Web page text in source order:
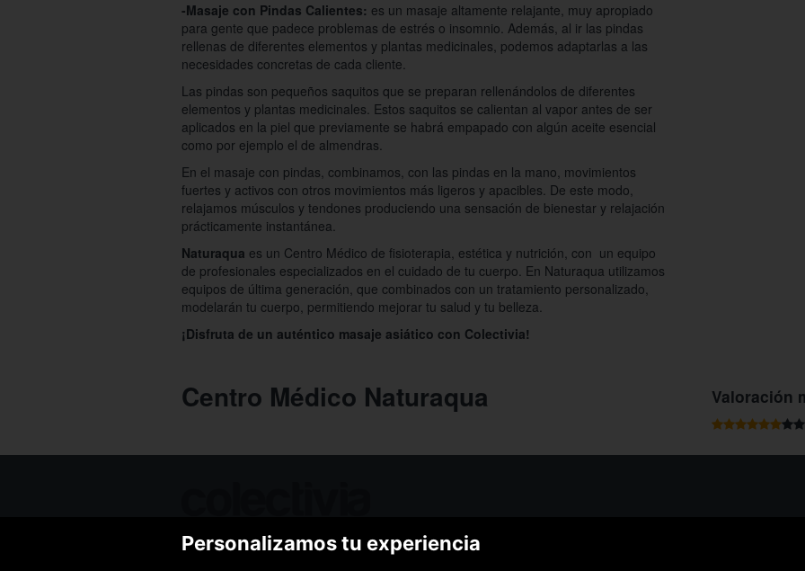
-Masaje con Pindas Calientes: es un masaje altamente relajante, muy apropiado
para gente que padece problemas de estrés o insomnio. Además, al ir las pindas
rellenas de diferentes elementos y plantas medicinales, podemos adaptarlas a las
necesidades concretas de cada cliente.
Las pindas son pequeños saquitos que se preparan rellenándolos de diferentes
elementos y plantas medicinales. Estos saquitos se calientan al vapor antes de ser
aplicados en la piel que previamente se habrá empapado con algún aceite esencial
como por ejemplo el de almendras.
En el masaje con pindas, combinamos, con las pindas en la mano, movimientos
fuertes y activos con otros movimientos más ligeros y apacibles. De este modo,
relajamos músculos y tendones produciendo una sensación de bienestar y relajación
prácticamente instantánea.
Naturaqua es un Centro Médico de fisioterapia, estética y nutrición, con un equipo
de profesionales especializados en el cuidado de tu cuerpo. En Naturaqua utilizamos
equipos de última generación, que combinados con un tratamiento personalizado,
modelarán tu cuerpo, permitiendo mejorar tu salud y tu belleza.
¡Disfruta de un auténtico masaje asiático con Colectivia!
Centro Médico Naturaqua Valoración
Ofertas de hoy
¿Cómo funciona Colectivia?
Personalizamos tu experiencia